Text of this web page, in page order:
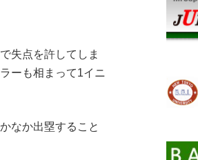
失点を許してしま
ーも相まって1イニ
なか出塁すること